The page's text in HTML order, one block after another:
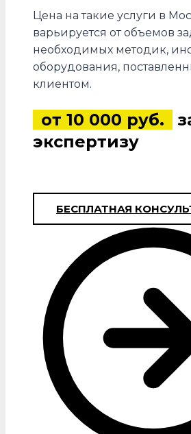
Цена на такие услуги в
варьируется от объемов
необходимых методик,
оборудования,
клиентом.
от 10 000 руб.
экспертизу
БЕСПЛАТНАЯ